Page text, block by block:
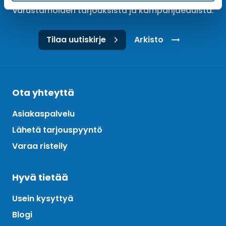
varustamoiden tarjouksista ja kampanjaeduista.
Tilaa uutiskirje Arkisto
Ota yhteyttä
Asiakaspalvelu
Lähetä tarjouspyyntö
Varaa risteily
Hyvä tietää
Usein kysyttyä
Blogi